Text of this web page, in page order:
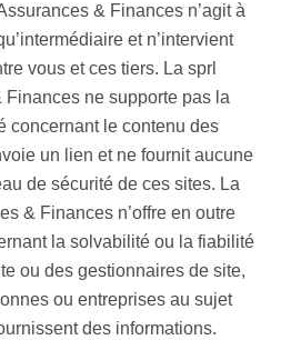
& Finances n’agit à
et n’intervient
vous et ces tiers. La sprl
ne supporte pas la
concernant le contenu des
un lien et ne fournit aucune
de sécurité de ces sites. La
& Finances n’offre en outre
la solvabilité ou la fiabilité
ou des gestionnaires de site,
ou entreprises au sujet
des informations.